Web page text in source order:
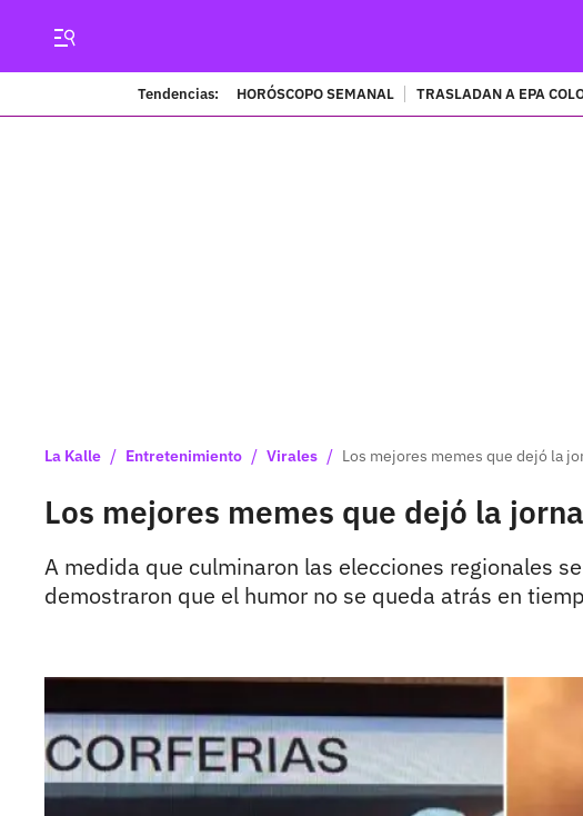
Tendencias: HORÓSCOPO SEMANAL TRASLADAN A EPA
La Kalle / Entretenimiento / Virales / Los mejores memes que dejó la
Los mejores memes que dejó la
A medida que culminaron las elecciones regionales
demostraron que el humor no se queda atrás en